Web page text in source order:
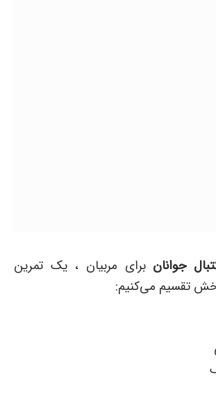
جوانان برای مربیان ، یک تمرین